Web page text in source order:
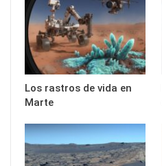
Los rastros de vida en
Marte